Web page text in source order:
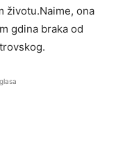
životu.Naime, ona
gdina braka od